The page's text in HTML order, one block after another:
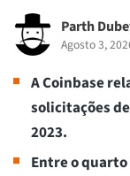
Parth
Agosto 3,
A Coinbase
solicitações
2023.
Entre o